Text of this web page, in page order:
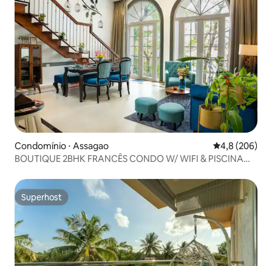
Condomínio ⋅ Assagao 4,8 de uma
4,8 (206)
BOUTIQUE 2BHK FRANCÊS CONDO W/ WIFI & PISCINA
Superhost
Superhost